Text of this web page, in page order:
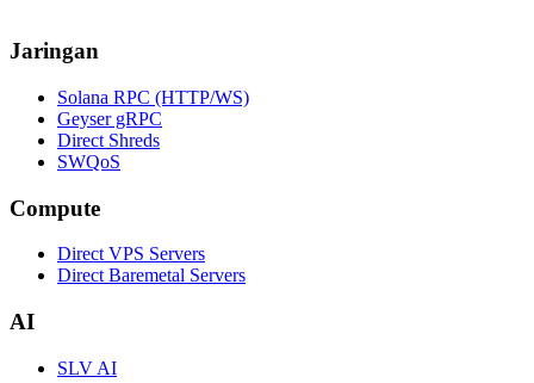
Jaringan
Solana RPC (HTTP/WS)
Geyser gRPC
Direct Shreds
SWQoS
Compute
Direct VPS Servers
Direct Baremetal Servers
AI
SLV AI